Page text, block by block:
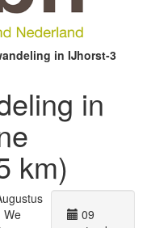
in IJhorst-3
in
km)
09
We